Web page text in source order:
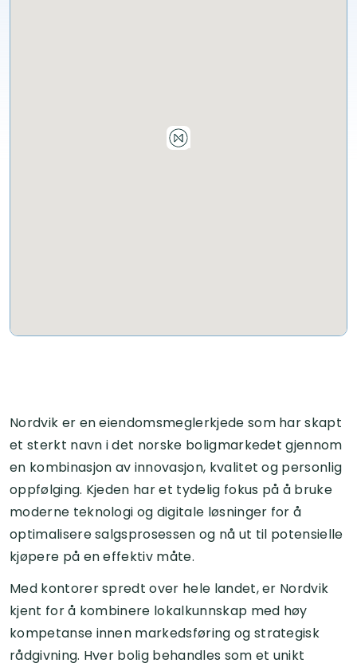
Nordvik er en eiendomsmeglerkjede som har skapt
et sterkt navn i det norske boligmarkedet gjennom
en kombinasjon av innovasjon, kvalitet og personlig
oppfølging. Kjeden har et tydelig fokus på å bruke
moderne teknologi og digitale løsninger for å
optimalisere salgsprosessen og nå ut til potensielle
kjøpere på en effektiv måte.
Med kontorer spredt over hele landet, er Nordvik
kjent for å kombinere lokalkunnskap med høy
kompetanse innen markedsføring og strategisk
rådgivning. Hver bolig behandles som et unikt